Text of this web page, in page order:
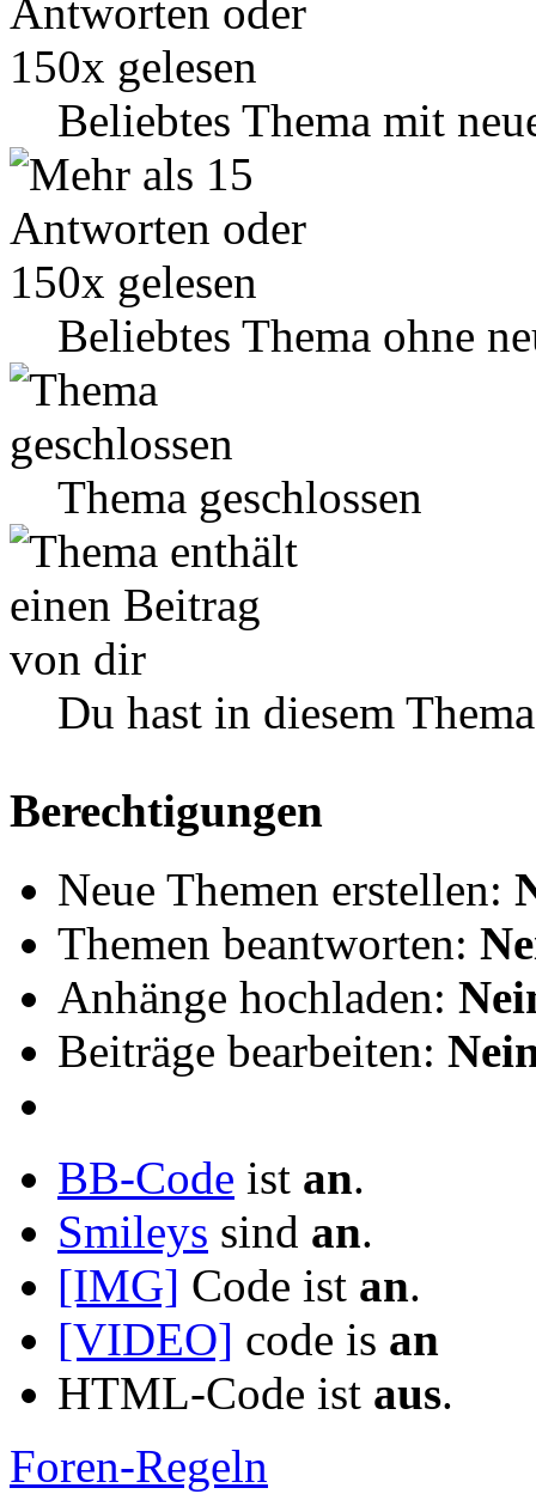
Beliebtes Thema mit
Beliebtes Thema ohne
Thema geschlossen
Du hast in diesem
Berechtigungen
Neue Themen erstellen:
Themen beantworten:
Anhänge hochladen:
Beiträge bearbeiten:
BB-Code ist an.
Smileys sind an.
[IMG] Code ist an.
[VIDEO] code is an
HTML-Code ist aus.
Foren-Regeln